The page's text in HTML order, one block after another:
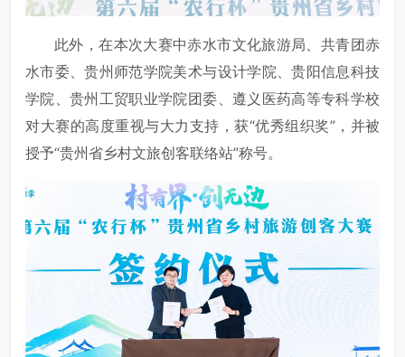
此外，在本次大赛中赤水市文化旅游局、共青团赤
水市委、贵州师范学院美术与设计学院、贵阳信息科技
学院、贵州工贸职业学院团委、遵义医药高等专科学校
对大赛的高度重视与大力支持，获“优秀组织奖”，并被
授予“贵州省乡村文旅创客联络站”称号。